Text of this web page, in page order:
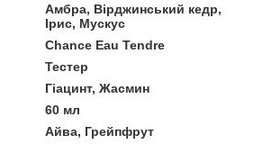
Амбра, Вірджинський кедр,
Ірис, Мускус
Chance Eau Tendre
Тестер
Гіацинт, Жасмин
60 мл
Айва, Грейпфрут